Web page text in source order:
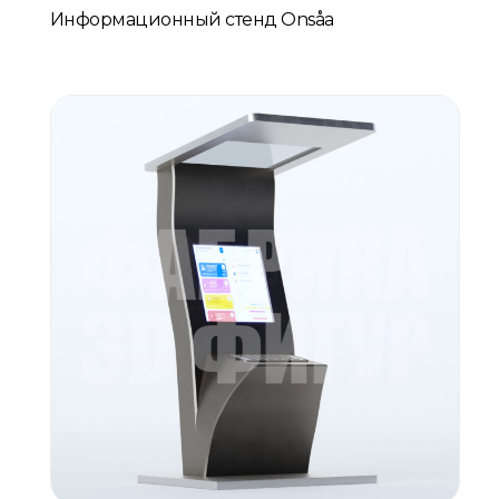
Информационный стенд Onsåa